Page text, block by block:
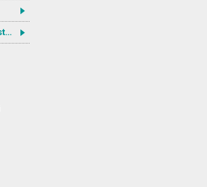
Kolekcja naukowa: Gastrotricha